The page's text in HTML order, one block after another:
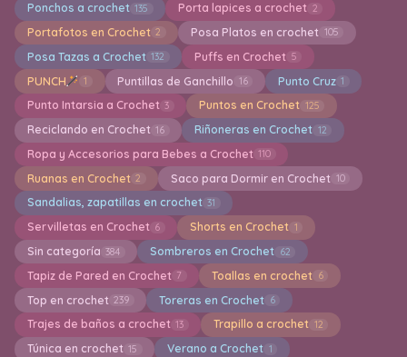
Ponchos a crochet 135 Porta lapices a crochet 2
Portafotos en Crochet 2 Posa Platos en crochet 105
Posa Tazas a Crochet 132 Puffs en Crochet 5
PUNCH 1 Puntillas de Ganchillo 16 Punto Cruz 1
Punto Intarsia a Crochet 3 Puntos en Crochet 125
Reciclando en Crochet 16 Riñoneras en Crochet 12
Ropa y Accesorios para Bebes a Crochet 110
Ruanas en Crochet 2 Saco para Dormir en Crochet 10
Sandalias, zapatillas en crochet 31
Servilletas en Crochet 6 Shorts en Crochet 1
Sin categoría 384 Sombreros en Crochet 62
Tapiz de Pared en Crochet 7 Toallas en crochet 6
Top en crochet 239 Toreras en Crochet 6
Trajes de baños a crochet 13 Trapillo a crochet 12
Túnica en crochet 15 Verano a Crochet 1